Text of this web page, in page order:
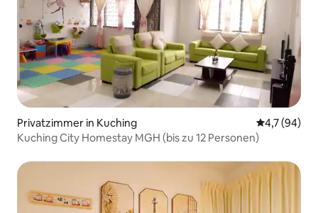
Privatzimmer in Kuching
4,7 (94)
Kuching City Homestay MGH (bis zu 12 Personen)